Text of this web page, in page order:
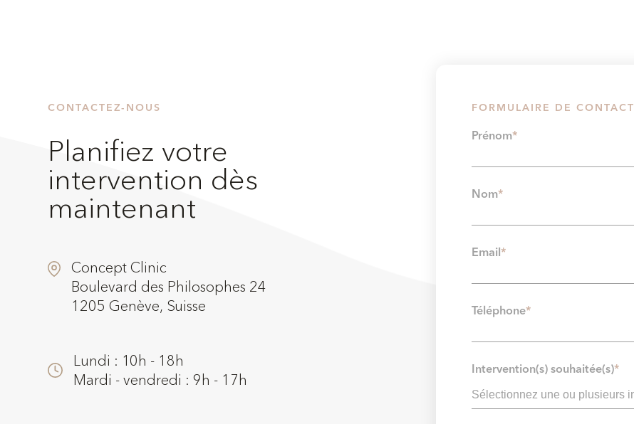
CONTACTEZ-NOUS
Planifiez votre
intervention dès
maintenant
Concept Clinic
Boulevard des Philosophes 24
1205 Genève, Suisse
Lundi : 10h - 18h
Mardi - vendredi : 9h - 17h
FORMULAIRE DE CONTACT
Prénom*
Nom*
Email *
Téléphone*
Intervention(s) souhaitée(s)*